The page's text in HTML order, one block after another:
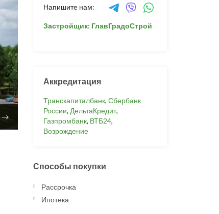
Напишите нам:
Застройщик: ГлавГрадоСтрой
Аккредитация
Транскапиталбанк, Сбербанк
России, ДельтаКредит,
Газпромбанк, ВТБ24,
Возрождение
Способы покупки
Рассрочка
Ипотека